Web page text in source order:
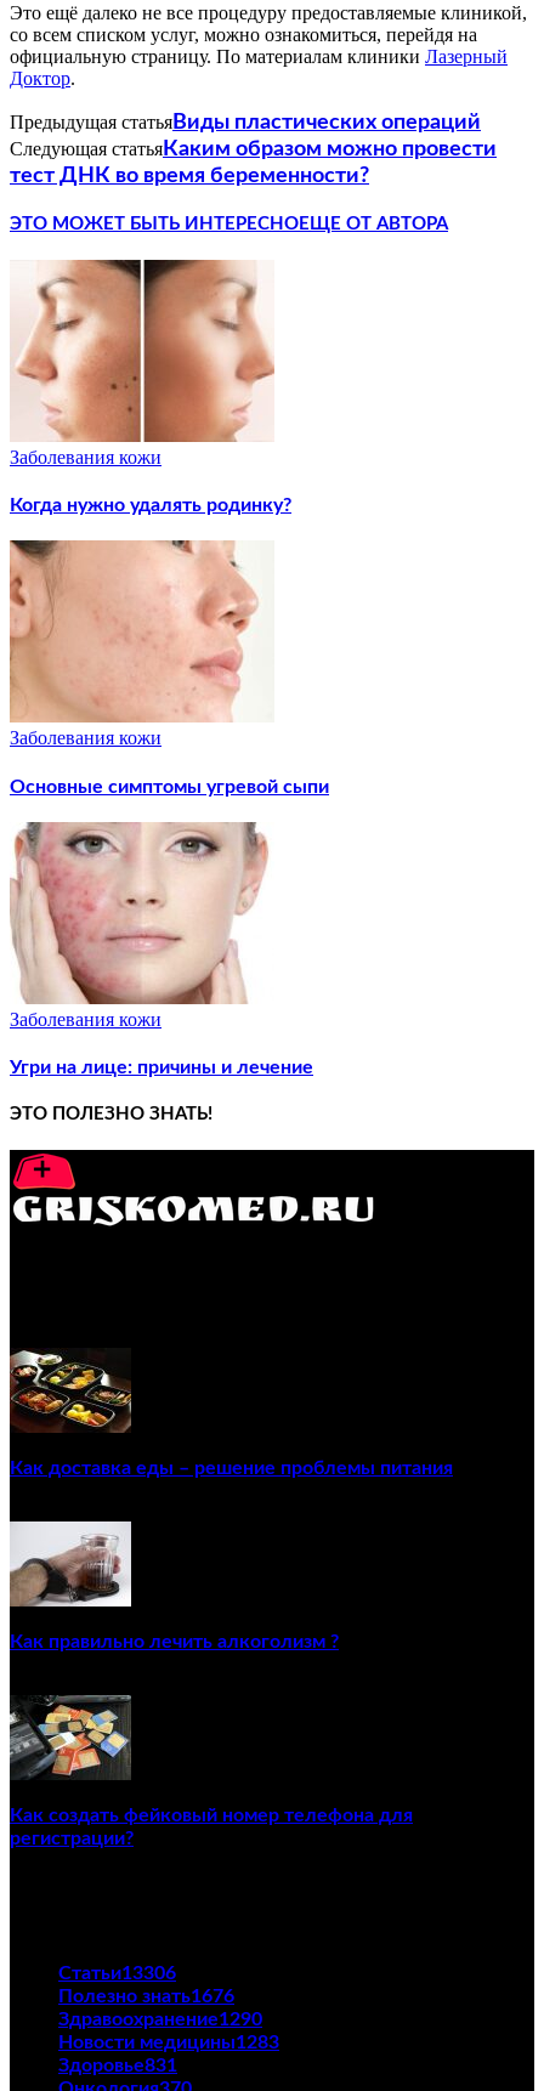
Это ещё далеко не все процедуру предоставляемые клиникой,
со всем списком услуг, можно ознакомиться, перейдя на
официальную страницу. По материалам клиники Лазерный
Доктор.
Предыдущая статьяВиды пластических операций
Следующая статьяКаким образом можно провести
тест ДНК во время беременности?
ЭТО МОЖЕТ БЫТЬ ИНТЕРЕСНО ЕЩЕ ОТ АВТОРА
Заболевания кожи
Когда нужно удалять родинку?
Заболевания кожи
Основные симптомы угревой сыпи
Заболевания кожи
Угри на лице: причины и лечение
ЭТО ПОЛЕЗНО ЗНАТЬ!
Как доставка еды – решение проблемы питания
Как правильно лечить алкоголизм ?
Как создать фейковый номер телефона для
регистрации?
Статьи13306
Полезно знать1676
Здравоохранение1290
Новости медицины1283
Здоровье831